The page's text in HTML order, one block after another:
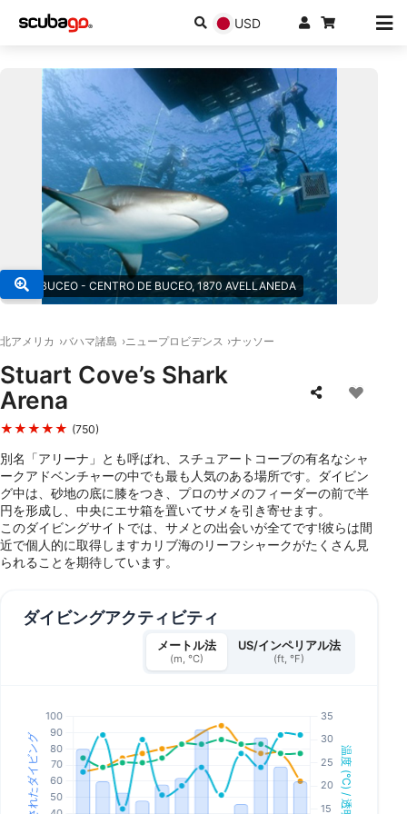
USD
© MS BUCEO - CENTRO DE BUCEO, 1870 AVELLANEDA
北アメリカ バハマ諸島 ニュープロビデンス ナッソー
Stuart Cove’s Shark
Arena
★★★★★ (750)
別名「アリーナ」とも呼ばれ、スチュアートコーブの有名なシャ
ークアドベンチャーの中でも最も人気のある場所です。ダイビン
グ中は、砂地の底に膝をつき、プロのサメのフィーダーの前で半
円を形成し、中央にエサ箱を置いてサメを引き寄せます。
このダイビングサイトでは、サメとの出会いが全てです!彼らは間
近で個人的に取得しますカリブ海のリーフシャークがたくさん見
られることを期待しています。
ダイビングアクティビティ
メートル法
(m, °C)
US/インペリアル法
(ft, °F)